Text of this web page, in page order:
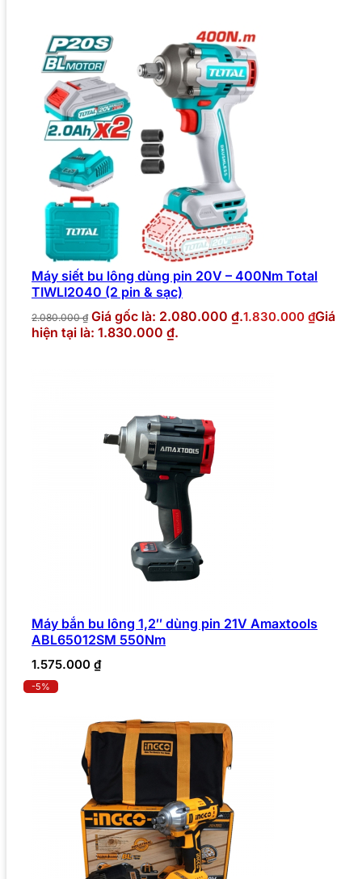
Máy siết bu lông dùng pin 20V – 400Nm Total
TIWLI2040 (2 pin & sạc)
2.080.000₫ Giá gốc là: 2.080.000 ₫.1.830.000 ₫Giá
hiện tại là: 1.830.000 ₫.
Máy bắn bu lông 1,2″ dùng pin 21V Amaxtools
ABL65012SM 550Nm
1.575.000 ₫
-5%